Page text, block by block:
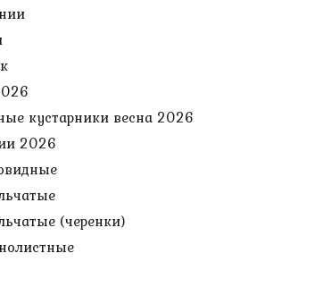
кустарники весна 2026
2026
(черенки)